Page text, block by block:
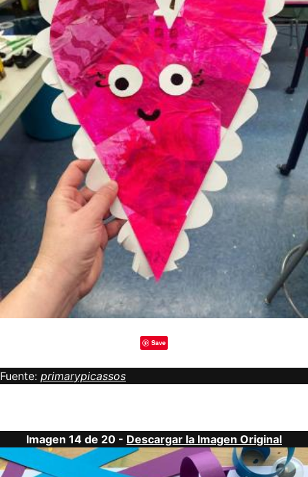
Save
Fuente: primarypicassos
Imagen 14 de 20 - Descargar la Imagen Original